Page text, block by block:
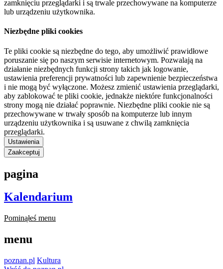
zamknięciu przeglądarki i są trwale przechowywane na komputerze
lub urządzeniu użytkownika.
Niezbędne pliki cookies
Te pliki cookie są niezbędne do tego, aby umożliwić prawidłowe
poruszanie się po naszym serwisie internetowym. Pozwalają na
działanie niezbędnych funkcji strony takich jak logowanie,
ustawienia preferencji prywatności lub zapewnienie bezpieczeństwa
i nie mogą być wyłączone. Możesz zmienić ustawienia przeglądarki,
aby zablokować te pliki cookie, jednakże niektóre funkcjonalności
strony mogą nie działać poprawnie. Niezbędne pliki cookie nie są
przechowywane w trwały sposób na komputerze lub innym
urządzeniu użytkownika i są usuwane z chwilą zamknięcia
przeglądarki.
Ustawienia
Zaakceptuj
pagina
Kalendarium
Pominąłeś menu
menu
poznan.pl Kultura